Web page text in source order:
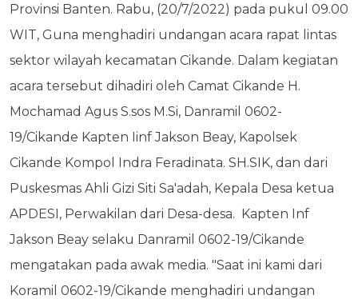
Provinsi Banten. Rabu, (20/7/2022) pada pukul 09.00
WIT, Guna menghadiri undangan acara rapat lintas
sektor wilayah kecamatan Cikande. Dalam kegiatan
acara tersebut dihadiri oleh Camat Cikande H.
Mochamad Agus S.sos M.Si, Danramil 0602-
19/Cikande Kapten Iinf Jakson Beay, Kapolsek
Cikande Kompol Indra Feradinata. SH.SIK, dan dari
Puskesmas Ahli Gizi Siti Sa'adah, Kepala Desa ketua
APDESI, Perwakilan dari Desa-desa. Kapten Inf
Jakson Beay selaku Danramil 0602-19/Cikande
mengatakan pada awak media. "Saat ini kami dari
Koramil 0602-19/Cikande menghadiri undangan